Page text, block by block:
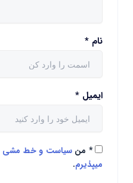
نام *
ایمیل *
* منسیاست و خط مشی
میپذیرم.